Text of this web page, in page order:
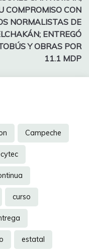
COMPROMISO CON
NORMALISTAS DE
ENTREGÓ
Y OBRAS POR
11.1 MDP
Campeche
curso
estatal